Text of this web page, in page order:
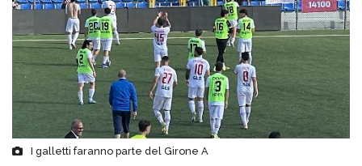
I galletti faranno parte del Girone A